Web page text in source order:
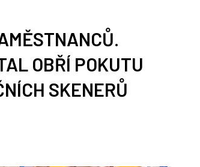
OBŘÍ POKUTU
SKENERŮ